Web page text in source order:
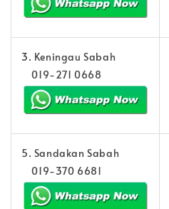
3. Keningau Sabah
019-271 0668
5. Sandakan Sabah
019-370 6681